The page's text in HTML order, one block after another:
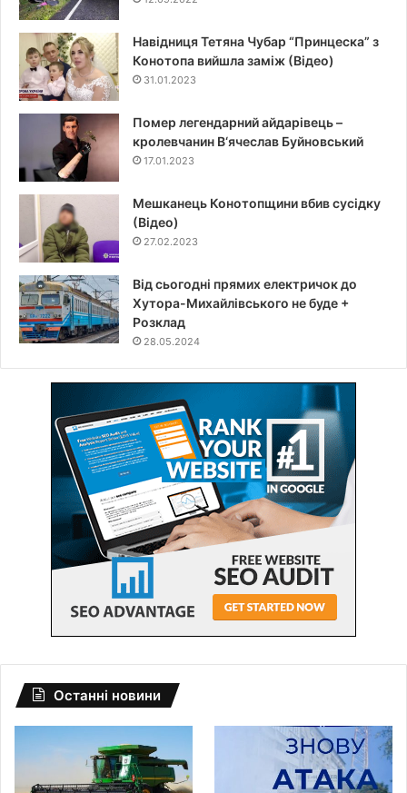
Навідниця Тетяна Чубар “Принцеска” з
Конотопа вийшла заміж (Відео)
31.01.2023
Помер легендарний айдарівець –
кролевчанин В‘ячеслав Буйновський
17.01.2023
Мешканець Конотопщини вбив сусідку
(Відео)
27.02.2023
Від сьогодні прямих електричок до
Хутора-Михайлівського не буде +
Розклад
28.05.2024
Останні новини